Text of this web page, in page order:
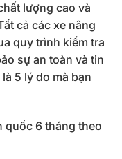
lượng cao và
cả các xe nâng
quy trình kiểm tra
sự an toàn và tin
5 lý do mà bạn
quốc 6 tháng theo